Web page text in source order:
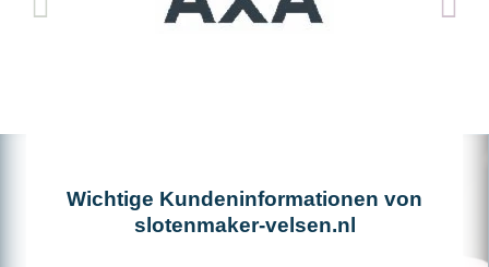
Wichtige Kundeninformationen von
slotenmaker-velsen.nl